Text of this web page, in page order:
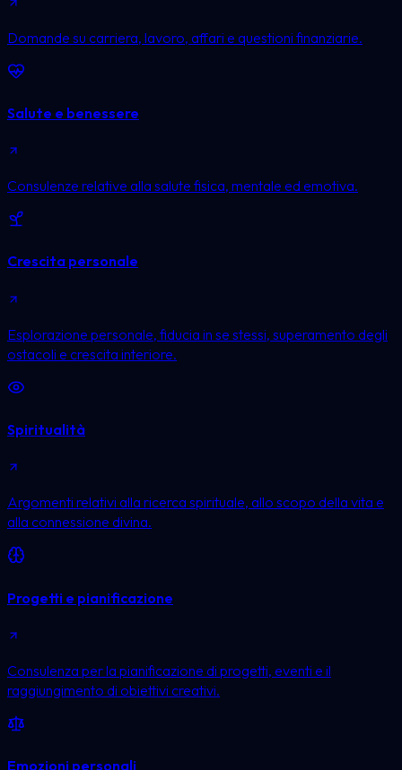
Domande su carriera, lavoro, affari e questioni finanziarie.
Salute e benessere
Consulenze relative alla salute fisica, mentale ed emotiva.
Crescita personale
Esplorazione personale, fiducia in se stessi, superamento degli
ostacoli e crescita interiore.
Spiritualità
Argomenti relativi alla ricerca spirituale, allo scopo della vita e
alla connessione divina.
Progetti e pianificazione
Consulenza per la pianificazione di progetti, eventi e il
raggiungimento di obiettivi creativi.
Emozioni personali